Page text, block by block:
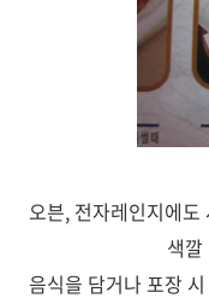
오븐, 전자레인지에
색
음식을 담거나 포장